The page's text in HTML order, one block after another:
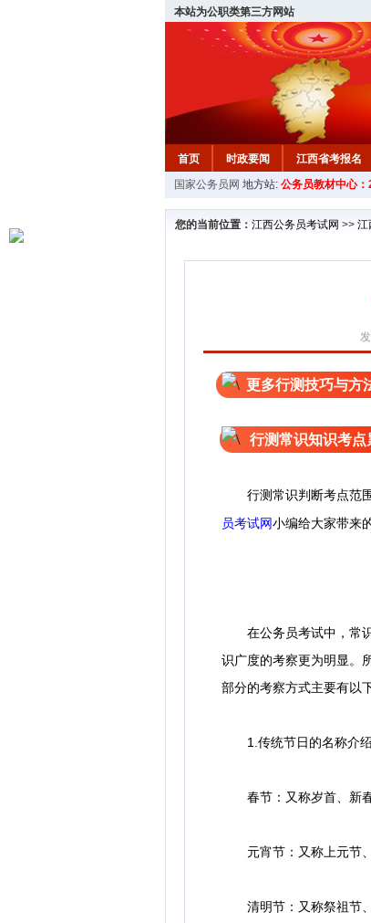
本站为公职类第三方网站
首页 时政要闻 江西省考报名
教材中心
国家公务员网 地方站: 公务员教材中心
您的当前位置： 江西公务员考试网 >> 江
更多行测技巧与方
行测常识知识考点
行测常识判断考点范
员考试网小编给大家带来
在公务员考试中，常识
识广度的考察更为明显。
部分的考察方式主要有以
1.传统节日的名称介绍
春节：又称岁首、新春
元宵节：又称上元节
清明节：又称祭祖节、